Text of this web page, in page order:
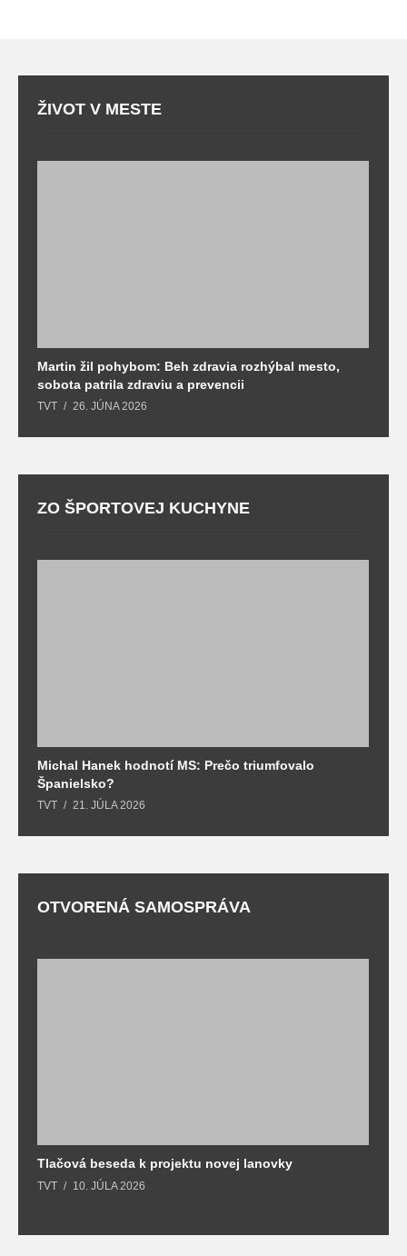
ŽIVOT V MESTE
Martin žil pohybom: Beh zdravia rozhýbal mesto,
sobota patrila zdraviu a prevencii
TVT 26. JÚNA 2026
ZO ŠPORTOVEJ KUCHYNE
Michal Hanek hodnotí MS: Prečo triumfovalo
Španielsko?
TVT 21. JÚLA 2026
OTVORENÁ SAMOSPRÁVA
Tlačová beseda k projektu novej lanovky
TVT 10. JÚLA 2026